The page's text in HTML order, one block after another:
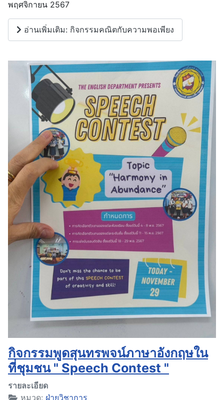
พฤศจิกายน 2567
อ่านเพิ่มเติม: กิจกรรมคณิตกับความพอเพียง
กิจกรรมพูดสุนทรพจน์ภาษาอังกฤษใน
ที่ชุมชน " Speech Contest "
รายละเอียด
หมวด: ฝ่ายวิชาการ